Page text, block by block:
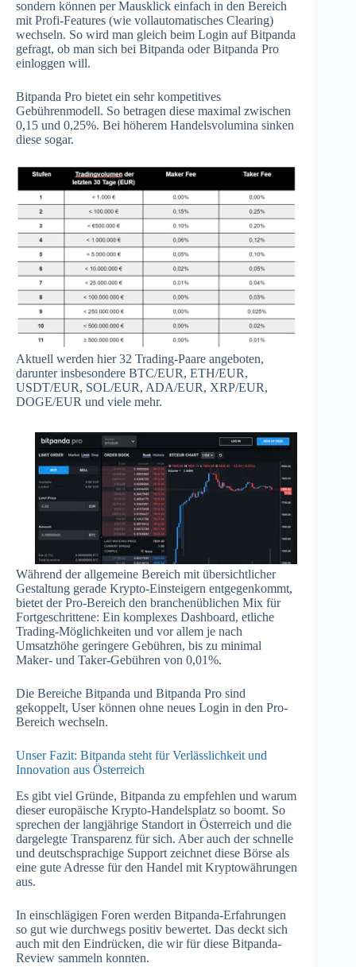
sondern können per Mausklick einfach in den Bereich
mit Profi-Features (wie vollautomatisches Clearing)
wechseln. So wird man gleich beim Login auf Bitpanda
gefragt, ob man sich bei Bitpanda oder Bitpanda Pro
einloggen will.
Bitpanda Pro bietet ein sehr kompetitives
Gebührenmodell. So betragen diese maximal zwischen
0,15 und 0,25%. Bei höherem Handelsvolumina sinken
diese sogar.
Aktuell werden hier 32 Trading-Paare angeboten,
darunter insbesondere BTC/EUR, ETH/EUR,
USDT/EUR, SOL/EUR, ADA/EUR, XRP/EUR,
DOGE/EUR und viele mehr.
Während der allgemeine Bereich mit übersichtlicher
Gestaltung gerade Krypto-Einsteigern entgegenkommt,
bietet der Pro-Bereich den branchenüblichen Mix für
Fortgeschrittene: Ein komplexes Dashboard, etliche
Trading-Möglichkeiten und vor allem je nach
Umsatzhöhe geringere Gebühren, bis zu minimal
Maker- und Taker-Gebühren von 0,01%.
Die Bereiche Bitpanda und Bitpanda Pro sind
gekoppelt, User können ohne neues Login in den Pro-
Bereich wechseln.
Unser Fazit: Bitpanda steht für Verlässlichkeit und
Innovation aus Österreich
Es gibt viel Gründe, Bitpanda zu empfehlen und warum
dieser europäische Krypto-Handelsplatz so boomt. So
sprechen der langjährige Standort in Österreich und die
dargelegte Transparenz für sich. Aber auch der schnelle
und deutschsprachige Support zeichnet diese Börse als
eine gute Adresse für den Handel mit Kryptowährungen
aus.
In einschlägigen Foren werden Bitpanda-Erfahrungen
so gut wie durchwegs positiv bewertet. Das deckt sich
auch mit den Eindrücken, die wir für diese Bitpanda-
Review sammeln konnten.